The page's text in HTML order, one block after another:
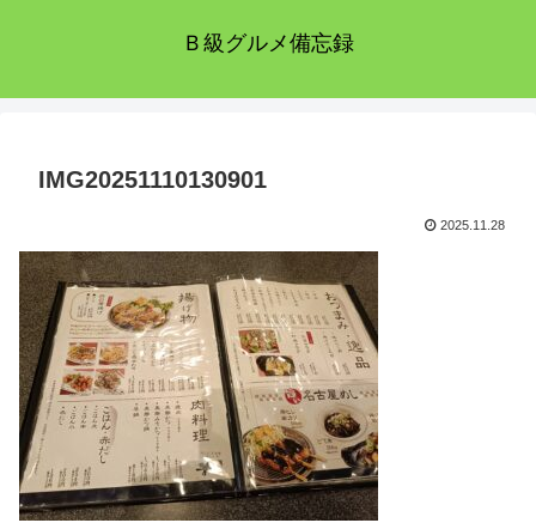
Ｂ級グルメ備忘録
IMG20251110130901
2025.11.28